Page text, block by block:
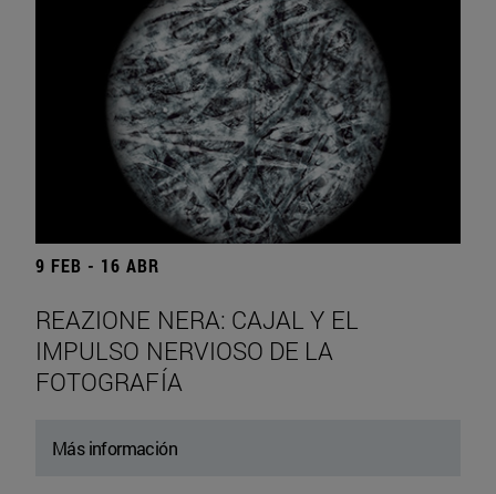
9 FEB - 16 ABR
REAZIONE NERA: CAJAL Y EL
IMPULSO NERVIOSO DE LA
FOTOGRAFÍA
Más información